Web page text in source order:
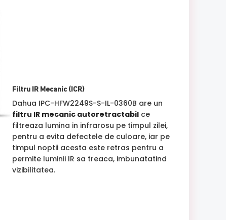
Filtru IR Mecanic (ICR)
Dahua IPC-HFW2249S-S-IL-0360B are un
filtru IR mecanic autoretractabilce
filtreaza lumina in infrarosu pe timpul zilei,
pentru a evita defectele de culoare, iar pe
timpul noptii acesta este retras pentru a
permite luminii IR sa treaca, imbunatatind
vizibilitatea.